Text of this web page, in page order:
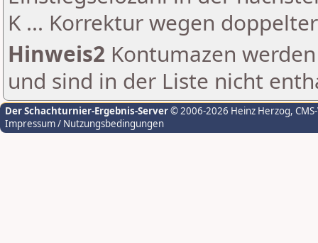
K ... Korrektur wegen
Hinweis2 Kontumazen
und sind in der Liste nicht
Der Schachturnier-Ergebnis-Server© 2006-2026 Heinz Herzog,
Impressum / Nutzungsbedingungen